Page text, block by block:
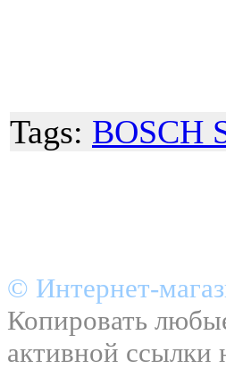
Tags: BOSCH
© Интернет-
Копировать
активной ссылки